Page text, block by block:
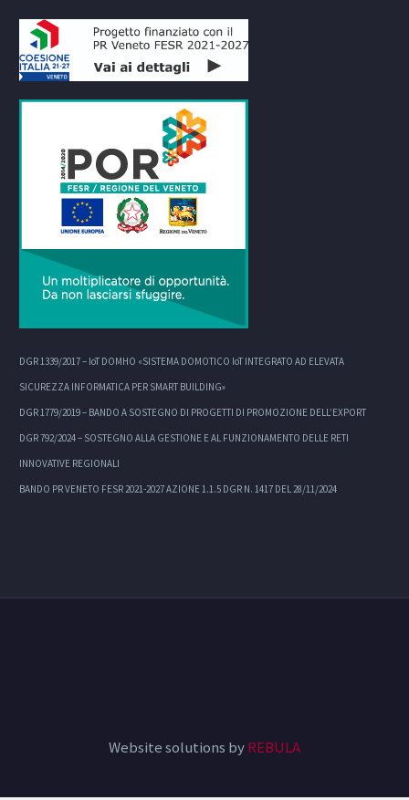
DGR 1339/2017 – IoT DOMHO «SISTEMA DOMOTICO IoT INTEGRATO AD ELEVATA
SICUREZZA INFORMATICA PER SMART BUILDING»
DGR 1779/2019 – BANDO A SOSTEGNO DI PROGETTI DI PROMOZIONE DELL’EXPORT
DGR 792/2024 – SOSTEGNO ALLA GESTIONE E AL FUNZIONAMENTO DELLE RETI
INNOVATIVE REGIONALI
BANDO PR VENETO FESR 2021-2027 AZIONE 1.1.5 DGR N. 1417 DEL 28/11/2024
Website solutions byREBULA